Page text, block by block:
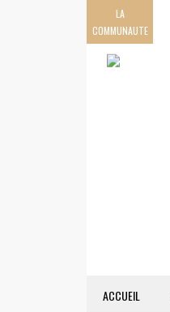
LA
COMMUNAUTE
ACCUEIL